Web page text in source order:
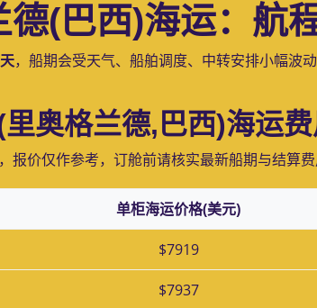
(巴西)海运：航
，船期会受天气、船舶调度、中转安排小幅波
奥格兰德,巴西)海运
价仅作参考，订舱前请核实最新船期与结算费
单柜海运价格(美元)
$7919
$7937